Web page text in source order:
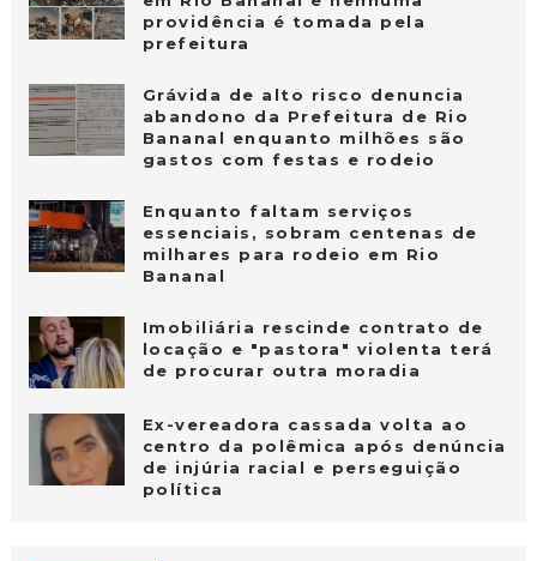
providência é tomada pela
prefeitura
Grávida de alto risco denuncia
abandono da Prefeitura de Rio
Bananal enquanto milhões são
gastos com festas e rodeio
Enquanto faltam serviços
essenciais, sobram centenas de
milhares para rodeio em Rio
Bananal
Imobiliária rescinde contrato de
locação e "pastora" violenta terá
de procurar outra moradia
Ex-vereadora cassada volta ao
centro da polêmica após denúncia
de injúria racial e perseguição
política